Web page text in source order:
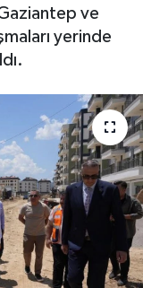
ve
yerinde